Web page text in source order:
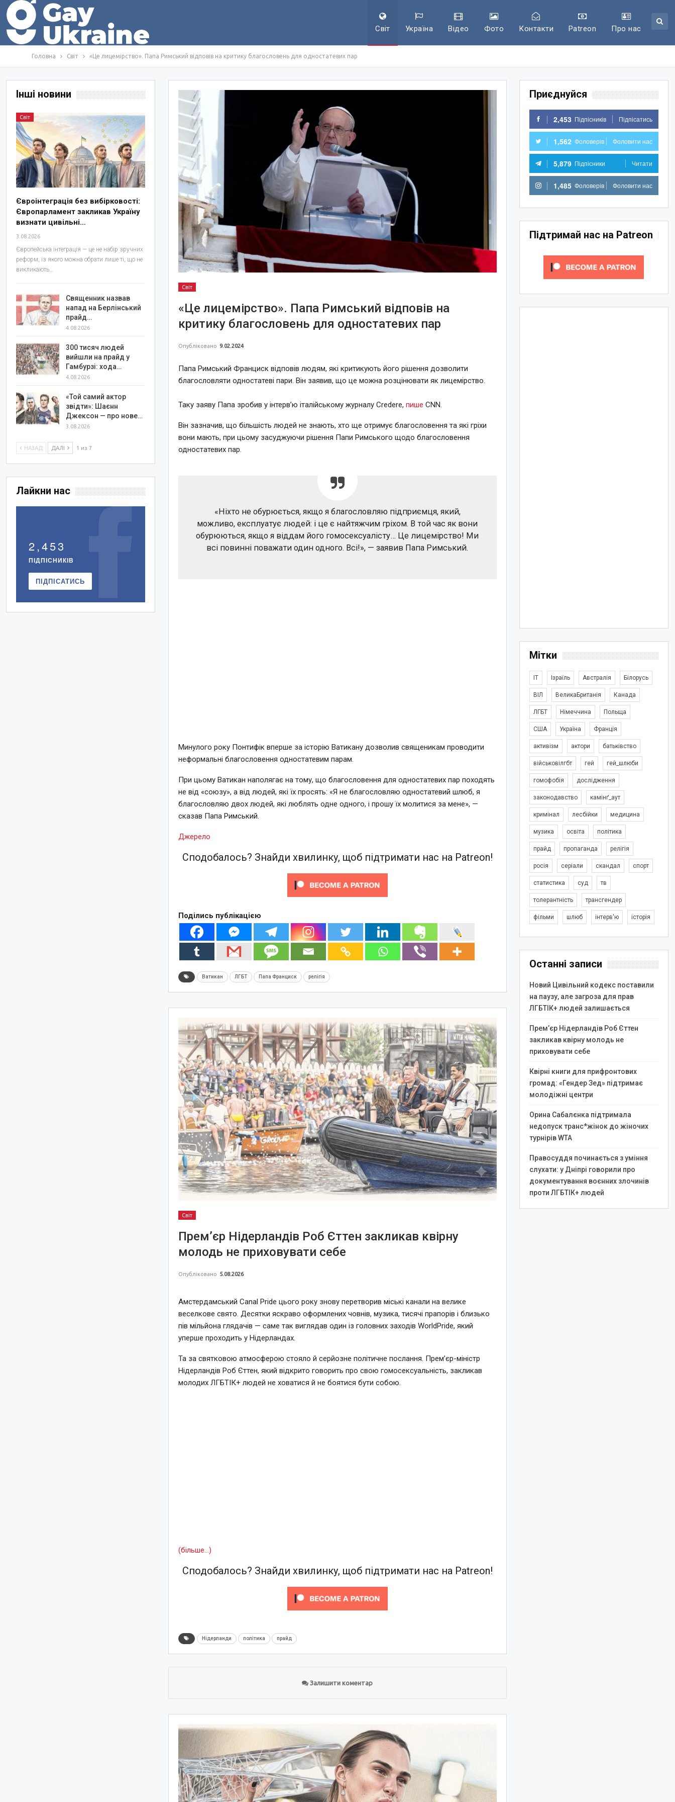
Світ Україна Відео Фото Контакти Patreon Про нас
Головна Світ «Це лицемірство». Папа Римський відповів на критику благословень для одностатевих пар
Світ
«Це лицемірство». Папа Римський відповів на
критику благословень для одностатевих пар
Опубліковано 9.02.2024
Папа Римський Франциск відповів людям, які критикують його рішення дозволити
благословляти одностатеві пари. Він заявив, що це можна розцінювати як лицемірство.
Таку заяву Папа зробив у інтерв’ю італійському журналу Credere,пише CNN.
Він зазначив, що більшість людей не знають, хто ще отримує благословення та які гріхи
вони мають, при цьому засуджуючи рішення Папи Римського щодо благословення
одностатевих пар.
«Ніхто не обурюється, якщо я благословляю підприємця, який,
можливо, експлуатує людей: і це є найтяжчим гріхом. В той час як вони
обурюються, якщо я віддам його гомосексуалісту… Це лицемірство! Ми
всі повинні поважати один одного. Всі!», — заявив Папа Римський.
Минулого року Понтифік вперше за історію Ватикану дозволив священикам проводити
неформальні благословення одностатевим парам.
При цьому Ватикан наполягає на тому, що благословення для одностатевих пар походять
не від «союзу», а від людей, які їх просять: «Я не благословляю одностатевий шлюб, я
благословляю двох людей, які люблять одне одного, і прошу їх молитися за мене», —
сказав Папа Римський.
Джерело
Сподобалось? Знайди хвилинку, щоб підтримати нас на Patreon!
Поділись публікацією
Ватикан ЛГБТ Папа Франциск релігія
Світ
Прем’єр Нідерландів Роб Єттен закликав квірну
молодь не приховувати себе
Опубліковано 5.08.2026
Амстердамський Canal Pride цього року знову перетворив міські канали на велике
веселкове свято. Десятки яскраво оформлених човнів, музика, тисячі прапорів і близько
пів мільйона глядачів — саме так виглядав один із головних заходів WorldPride, який
уперше проходить у Нідерландах.
Та за святковою атмосферою стояло й серйозне політичне послання. Прем’єр-міністр
Нідерландів Роб Єттен, який відкрито говорить про свою гомосексуальність, закликав
молодих ЛГБТІК+ людей не ховатися й не боятися бути собою.
(більше…)
Сподобалось? Знайди хвилинку, щоб підтримати нас на Patreon!
Нідерланди політика прайд
Залишити коментар
Приєднуйся
2,453 Підпісників Підпісатись
1,562 Фоловерів Фоловити нас
5,879 Підпісники Читати
1,485 Фоловерів Фоловити нас
Підтримай нас на Patreon
Мітки
IT Ізраїль Австралія Білорусь
ВІЛ ВеликаБританія Канада
ЛГБТ Німеччина Польща
США Україна Франція
активізм актори батьківство
військовілгбт гей гей_шлюби
гомофобія дослідження
законодавство камінґ_аут
кримінал лесбійки медицина
музика освіта політика
прайд пропаганда релігія
росія серіали скандал спорт
статистика суд тв
толерантність трансгендер
фільми шлюб інтерв'ю історія
Останні записи
Новий Цивільний кодекс поставили
на паузу, але загроза для прав
ЛГБТІК+ людей залишається
Прем’єр Нідерландів Роб Єттен
закликав квірну молодь не
приховувати себе
Квірні книги для прифронтових
громад: «Гендер Зед» підтримає
молодіжні центри
Орина Сабалєнка підтримала
недопуск транс*жінок до жіночих
турнірів WTA
Правосуддя починається з уміння
слухати: у Дніпрі говорили про
документування воєнних злочинів
проти ЛГБТІК+ людей
Інші новини
Світ
Євроінтеграція без вибірковості:
Європарламент закликав Україну
визнати цивільні…
3.08.2026
Європейська інтеграція — це не набір зручних
реформ, із якого можна обрати лише ті, що не
викликають…
Священник назвав
напад на Берлінський
прайд…
4.08.2026
300 тисяч людей
вийшли на прайд у
Гамбурзі: хода…
4.08.2026
«Той самий актор
звідти»: Шаєнн
Джексон — про нове…
3.08.2026
НАЗАД ДАЛІ 1 из 7
Лайкни нас
2,453
ПІДПІСНИКІВ
ПІДПІСАТИСЬ